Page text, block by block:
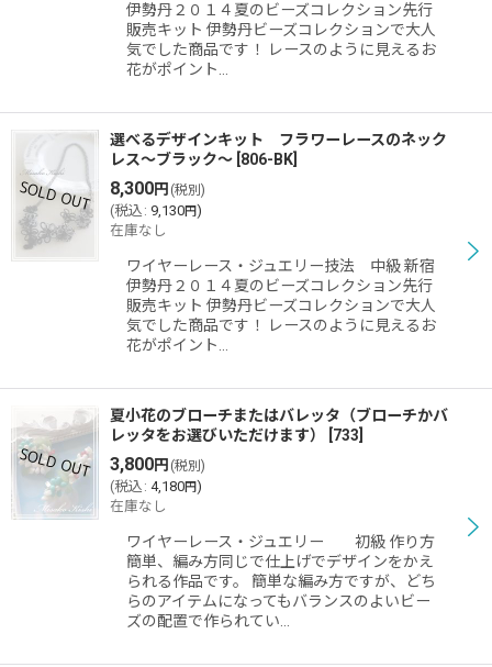
伊勢丹２０１４夏のビーズコレクション先行
販売キット 伊勢丹ビーズコレクションで大人
気でした商品です！ レースのように見えるお
花がポイント…
選べるデザインキット フラワーレースのネック
レス〜ブラック〜 806-BK
8,300円 (税別)
(税込 : 9,130円)
在庫なし
ワイヤーレース・ジュエリー技法 中級 新宿
伊勢丹２０１４夏のビーズコレクション先行
販売キット 伊勢丹ビーズコレクションで大人
気でした商品です！ レースのように見えるお
花がポイント…
夏小花のブローチまたはバレッタ（ブローチかバ
レッタをお選びいただけます）
733
3,800円 (税別)
(税込 : 4,180円)
在庫なし
ワイヤーレース・ジュエリー 初級 作り方
簡単、編み方同じで仕上げでデザインをかえ
られる作品です。 簡単な編み方ですが、どち
らのアイテムになってもバランスのよいビー
ズの配置で作られてい…